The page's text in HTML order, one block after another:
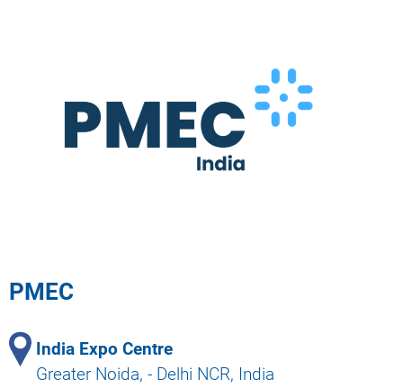
PMEC
India Expo Centre
Greater Noida, - Delhi NCR, India